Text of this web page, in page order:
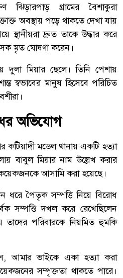
ঝিড়ারপাড় গ্রামের বৈশাকুরা
অবস্থায় পড়ে থাকতে দেখা যায়
দ্রুত তাকে উদ্ধার করে
মৃত ঘোষণা করেন।
দুলা মিয়ার ছেলে। তিনি পেশায়
স্বভাবের মানুষ হিসেবে পরিচিত
অভিযোগ
মডেল থানায় একটি হত্যা
বাবুল মিয়ার নাম উল্লেখ করার
আসামি করা হয়েছে।
ধরে পৈতৃক সম্পত্তি নিয়ে বিরোধ
সম্পত্তি দখল করে রেখেছিলেন
পরিবারকে নিয়মিত হুমকি
আমার ভাইকে একা হত্যা করা
সম্পৃক্ততা থাকতে পারে।